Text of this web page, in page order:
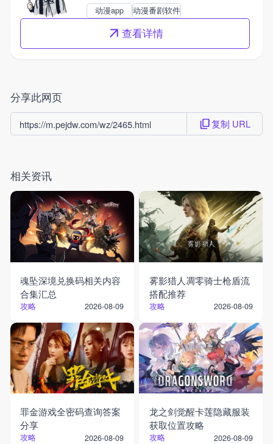
动漫app 动漫番剧软件
查看详情
分享此网页
https://m.pejdw.com/wz/2465.html 复制 URL
相关资讯
魂坠深境兑换码相关内容
合集汇总
攻略 2026-08-09
雾影猎人凋零骑士枪盾流
搭配推荐
攻略 2026-08-09
罪金游戏全密码查询答案
分享
攻略 2026-08-09
龙之剑觉醒卡莲隐藏服装
获取位置攻略
攻略 2026-08-09